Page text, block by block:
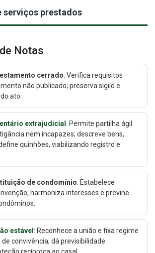
serviços prestados
Notas
cerrado: Verifica requisitos
não publicado; preserva sigilo e
ato.
extrajudicial : Permite partilha ágil
nem incapazes; descreve bens,
quinhões, viabilizando registro e
de condomínio: Estabelece
harmoniza interesses e previne
estável : Reconhece a união e fixa regime
convivência; dá previsibilidade